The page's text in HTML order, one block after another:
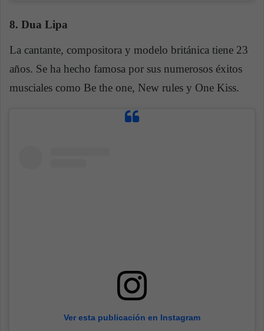
8. Dua Lipa
La cantante, compositora y modelo británica tiene 23
años. Se ha hecho famosa por sus numerosos éxitos
musciales como Be the one, New rules y One Kiss.
Ver esta publicación en Instagram